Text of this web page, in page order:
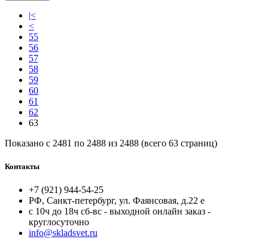
|<
<
55
56
57
58
59
60
61
62
63
Показано с 2481 по 2488 из 2488 (всего 63 страниц)
Контакты
+7 (921) 944-54-25
РФ, Санкт-петербург, ул. Фаянсовая, д.22 е
с 10ч до 18ч сб-вc - выходной онлайн заказ -
круглосуточно
info@skladsvet.ru